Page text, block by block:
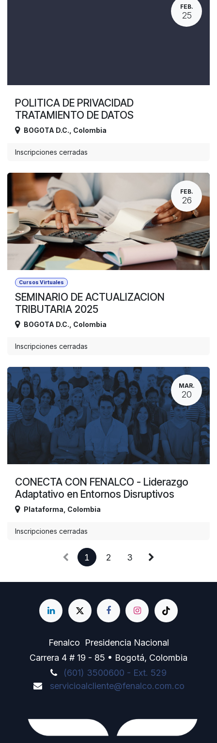
FEB.
25
POLITICA DE PRIVACIDAD
TRATAMIENTO DE DATOS
BOGOTA D.C. Colombia
Inscripciones cerradas
FEB.
26
Cursos Virtuales
SEMINARIO DE ACTUALIZACION
TRIBUTARIA 2025
BOGOTA D.C. Colombia
Inscripciones cerradas
MAR.
20
CONECTA CON FENALCO - Liderazgo
Adaptativo en Entornos Disruptivos
Plataforma Colombia
Inscripciones cerradas
1 2 3
Fenalco Presidencia Nacional
Carrera 4 # 19 - 85 • Bogotá, Colombia
(601) 3500600 - Ext. 529
servicioalcliente@fenalco.com.co